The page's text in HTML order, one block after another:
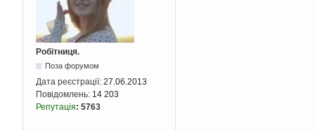
Робітниця.
Поза форумом
Дата реєстрації: 27.06.2013
Повідомлень: 14 203
Репутація: 5763